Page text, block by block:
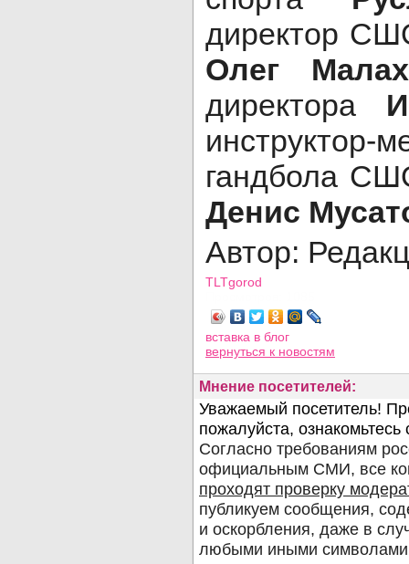
директор
Олег
директора
инструктор-
гандбола
Денис
Автор:
TLTgorod
вставка в блог
вернуться к новостям
Мнение посетителей: